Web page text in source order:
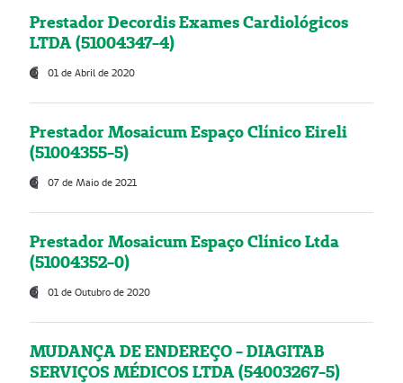
Prestador Decordis Exames Cardiológicos
LTDA (51004347-4)
01 de Abril de 2020
Prestador Mosaicum Espaço Clínico Eireli
(51004355-5)
07 de Maio de 2021
Prestador Mosaicum Espaço Clínico Ltda
(51004352-0)
01 de Outubro de 2020
MUDANÇA DE ENDEREÇO - DIAGITAB
SERVIÇOS MÉDICOS LTDA (54003267-5)